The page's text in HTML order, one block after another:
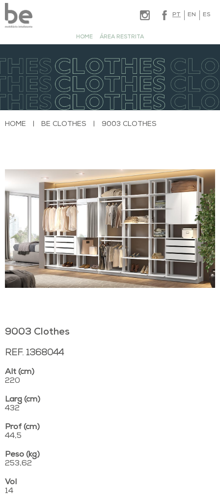
HOME ÁREA RESTRITA
PT EN ES
HOME BE CLOTHES 9003 CLOTHES
9003 Clothes
REF. 1368044
Alt (cm)
220
Larg (cm)
432
Prof (cm)
44,5
Peso (kg)
253,62
Vol
14